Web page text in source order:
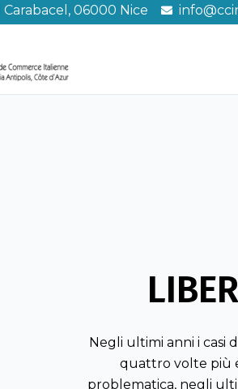
Carabacel, 06000 Nice
Negli ultimi anni i casi
quattro volte più
problematica, negli